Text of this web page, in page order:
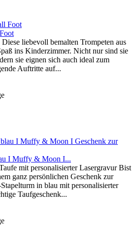
liebevoll bemalten Trompeten aus
ins Kinderzimmer. Nicht nur sind sie
sie eignen sich auch ideal zum
Auftritte auf...
I Muffy & Moon I...
mit personalisierter Lasergravur Bist
ganz persönlichen Geschenk zur
in blau mit personalisierter
Taufgeschenk...